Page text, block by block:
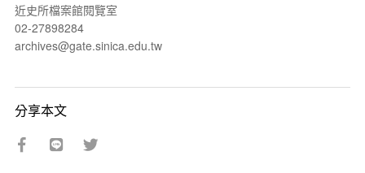
近史所檔案館閱覽室
02-27898284
archives@gate.sinica.edu.tw
分享本文